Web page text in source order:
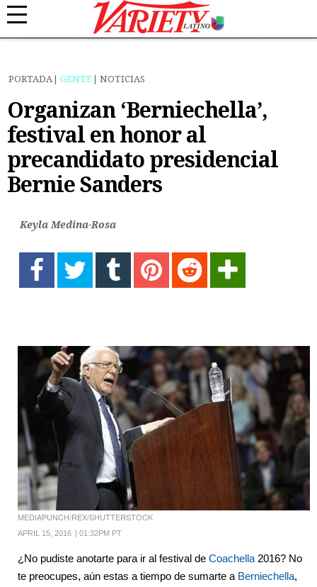
PORTADA GENTE NOTICIAS
Organizan ‘Berniechella’,
festival en honor al
precandidato presidencial
Bernie Sanders
Keyla Medina-Rosa
MEDIAPUNCH/REX/SHUTTERSTOCK
APRIL 15, 2016 01:32PM PT
¿No pudiste anotarte para ir al festival de Coachella 2016? No
te preocupes, aún estas a tiempo de sumarte a Berniechella,